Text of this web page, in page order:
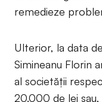
remedieze
Ulterior, la data
Simineanu Florin
al societății
20.000 de lei